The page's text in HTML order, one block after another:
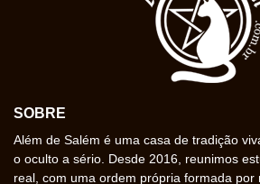
SOBRE
Além de Salém é uma casa de tradição
o oculto a sério. Desde 2016, reunimos
real, com uma ordem própria formada por